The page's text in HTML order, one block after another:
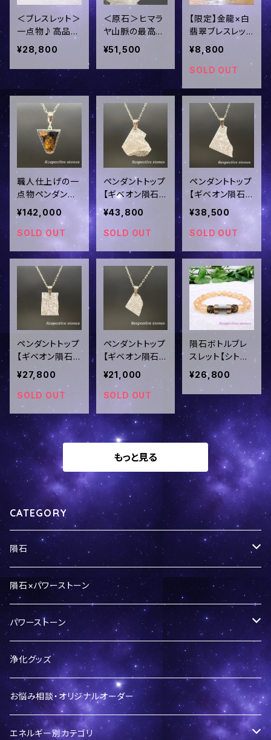
＜ブレスレット＞
一点物♪高品質
✧【統合】陰と陽
がひとつになっ
た希少石✧アメ
トリン(10mm・17
cm)／1ten-143
¥28,800
＜原石＞ヒマラ
ヤ山脈の最高品
質水晶★マニハ
ール産水晶クラ
スター／oki-16
¥51,500
【限定】金龍×白
翡翠ブレスレット
(仕事運・金運・
成功・繁栄)(8m
m・16cm)／1ten
¥8,800
SOLD OUT
職人仕上げの一
点物ペンダント
トップ！超希少★
パラサイト隕石
の中でも最も美
しいと呼ばれる
【エスケル隕石】
＜ステンレス製
チェーンor革ひ
もセット＞ins-1
¥142,000
SOLD OUT
ペンダントトップ
【ギベオン隕石】
(レア✧片面オー
ル表皮) ＜ステ
ンレス製チェー
＞ins-186
¥43,800
SOLD OUT
ペンダントトップ
【ギベオン隕石】
(表皮部分あり)
＜ステンレス製
チェーンor革紐
セット＞ins-185
¥38,500
SOLD OUT
ペンダントトップ
【ギベオン隕石】
(表皮部分あり)
＜ステンレス製
チェーンor革紐
セット＞ins-184
¥27,800
SOLD OUT
ペンダントトップ
【ギベオン隕石】
(表皮部分あり)
＜ステンレス製
チェーンor革紐
セット＞ins-183
¥21,000
SOLD OUT
隕石ボトルブレ
スレット【シトリ
ン】金運・商売繁
盛・希望・11月の
誕生石／ins-14
¥26,800
もっと見る
CATEGORY
隕石
隕石パウダー
ギベオン
ペンダントトップ
リング
パラサイト隕石
セリコ
セイムチャン
カンポデルシエロ
隕石×パワーストーン
パワーストーン
バースデーシリーズ
LOVEシリーズ
開運ブレスレット
浄化グッズ
お悩み相談・オリジナルオーダー
エネルギー別カテゴリ